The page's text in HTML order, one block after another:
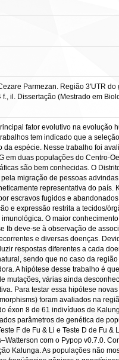
Parmezan. Região 3'UTR
f., il. Dissertação (Mestrado em
fator evolutivo na evolução
tem indicado que a
da espécie. Nesse trabalho foi
em duas populações do Centro-
são bem conhecidas. O
migração de pessoas
representativa do país.
escravos fugidos e
e expressão restrita a tecidos/
O maior
Ib deve-se à observação de
e diversas doenças.
respostas diferentes a cada
sendo que no caso da
A hipótese desse trabalho é
mutações, várias ainda
Para testar essa hipótese
foram avaliados na
éxon 8 de 61 indivíduos de
parâmetros de genética de
F de Fu & Li e Teste D de Fu
com o Pypop v0.7.0.
Kalunga. As populações não